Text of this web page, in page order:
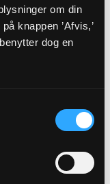
om din
knappen ’Afvis,’
dog en